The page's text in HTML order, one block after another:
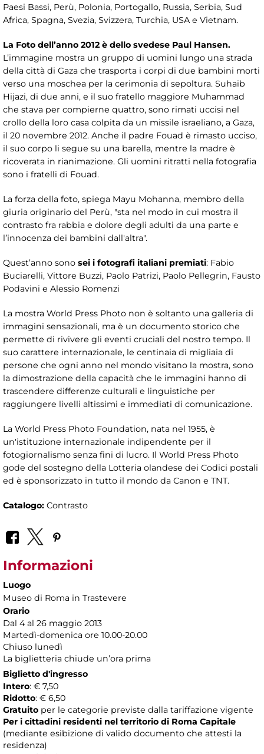
Paesi Bassi, Perù, Polonia, Portogallo, Russia, Serbia, Sud
Africa, Spagna, Svezia, Svizzera, Turchia, USA e Vietnam.
La Foto dell’anno 2012 è dello svedese Paul Hansen.
L’immagine mostra un gruppo di uomini lungo una strada
della città di Gaza che trasporta i corpi di due bambini morti
verso una moschea per la cerimonia di sepoltura. Suhaib
Hijazi, di due anni, e il suo fratello maggiore Muhammad
che stava per compierne quattro, sono rimati uccisi nel
crollo della loro casa colpita da un missile israeliano, a Gaza,
il 20 novembre 2012. Anche il padre Fouad è rimasto ucciso,
il suo corpo li segue su una barella, mentre la madre è
ricoverata in rianimazione. Gli uomini ritratti nella fotografia
sono i fratelli di Fouad.
La forza della foto, spiega Mayu Mohanna, membro della
giuria originario del Perù, "sta nel modo in cui mostra il
contrasto fra rabbia e dolore degli adulti da una parte e
l’innocenza dei bambini dall'altra".
Quest’anno sono sei i fotografi italiani premiati: Fabio
Buciarelli, Vittore Buzzi, Paolo Patrizi, Paolo Pellegrin, Fausto
Podavini e Alessio Romenzi
La mostra World Press Photo non è soltanto una galleria di
immagini sensazionali, ma è un documento storico che
permette di rivivere gli eventi cruciali del nostro tempo. Il
suo carattere internazionale, le centinaia di migliaia di
persone che ogni anno nel mondo visitano la mostra, sono
la dimostrazione della capacità che le immagini hanno di
trascendere differenze culturali e linguistiche per
raggiungere livelli altissimi e immediati di comunicazione.
La World Press Photo Foundation, nata nel 1955, è
un'istituzione internazionale indipendente per il
fotogiornalismo senza fini di lucro. Il World Press Photo
gode del sostegno della Lotteria olandese dei Codici postali
ed è sponsorizzato in tutto il mondo da Canon e TNT.
Catalogo: Contrasto
Informazioni
Luogo
Museo di Roma in Trastevere
Orario
Dal 4 al 26 maggio 2013
Martedì-domenica ore 10.00-20.00
Chiuso lunedì
La biglietteria chiude un’ora prima
Biglietto d'ingresso
Intero: € 7,50
Ridotto: € 6,50
Gratuito per le categorie previste dalla tariffazione vigente
Per i cittadini residenti nel territorio di Roma Capitale
(mediante esibizione di valido documento che attesti la
residenza)